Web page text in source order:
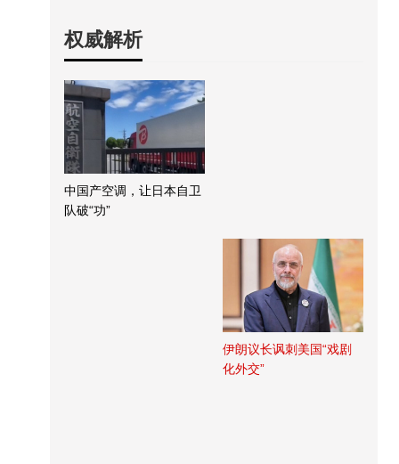
权威解析
中国产空调，让日本自卫
队破“功”
伊朗议长讽刺美国“戏剧
化外交”